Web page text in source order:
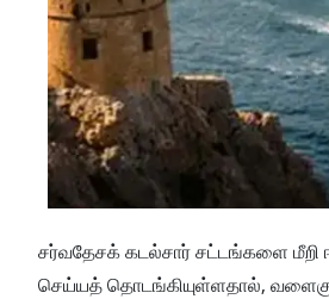
சர்வதேசக் கடல்சார் சட்டங்களை மீறி
செய்யத் தொடங்கியுள்ளதால்,